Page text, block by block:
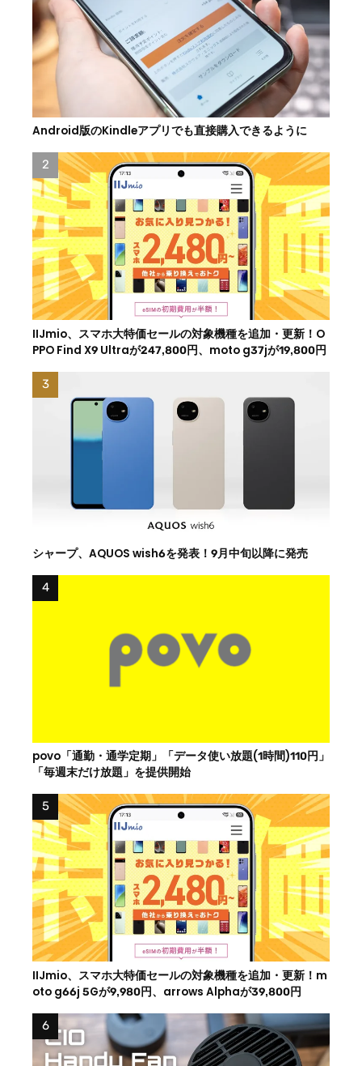
Android版のKindleアプリでも直接購入できるように
IIJmio、スマホ大特価セールの対象機種を追加・更新！O
PPO Find X9 Ultraが247,800円、moto g37jが19,800円
シャープ、AQUOS wish6を発表！9月中旬以降に発売
povo「通勤・通学定期」「データ使い放題(1時間)110円」
「毎週末だけ放題」を提供開始
IIJmio、スマホ大特価セールの対象機種を追加・更新！m
oto g66j 5Gが9,980円、arrows Alphaが39,800円